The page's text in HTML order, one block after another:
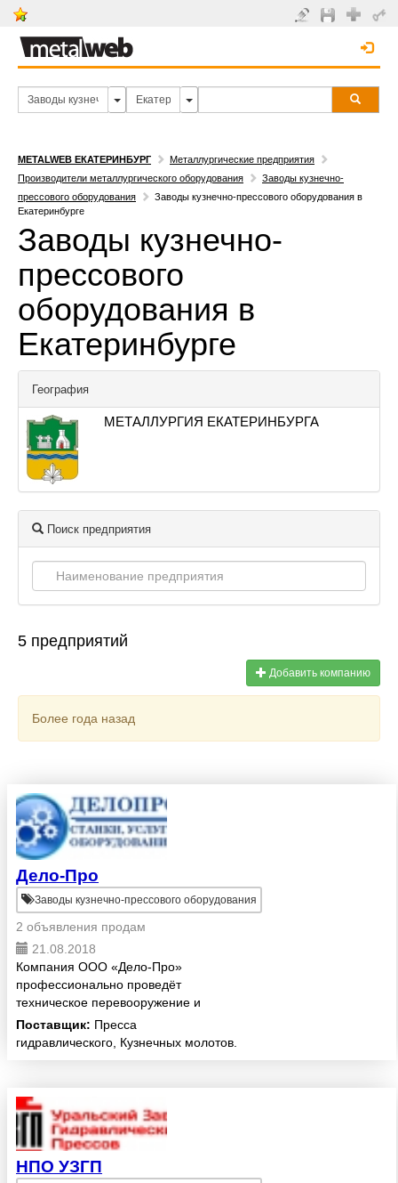
METALWEB ЕКАТЕРИНБУРГ
Металлургические предприятия
Производители металлургического оборудования
Заводы кузнечно-
прессового оборудования
Заводы кузнечно-прессового оборудования в
Екатеринбурге
Заводы кузнечно-
прессового
оборудования в
Екатеринбурге
География
МЕТАЛЛУРГИЯ ЕКАТЕРИНБУРГА
Поиск предприятия
5 предприятий
Добавить компанию
Более года назад
Дело-Про
Заводы кузнечно-прессового оборудования
2 объявления продам
21.08.2018
Компания ООО «Дело-Про»
профессионально проведёт
техническое перевооружение и
модернизацию Вашего кузнечно-
прессового производства, а также
сберегающий...
Поставщик: Пресса
гидравлического, Кузнечных молотов.
НПО УЗГП